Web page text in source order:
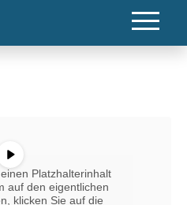
Platzhalterinhalt
auf den eigentlichen
klicken Sie auf die